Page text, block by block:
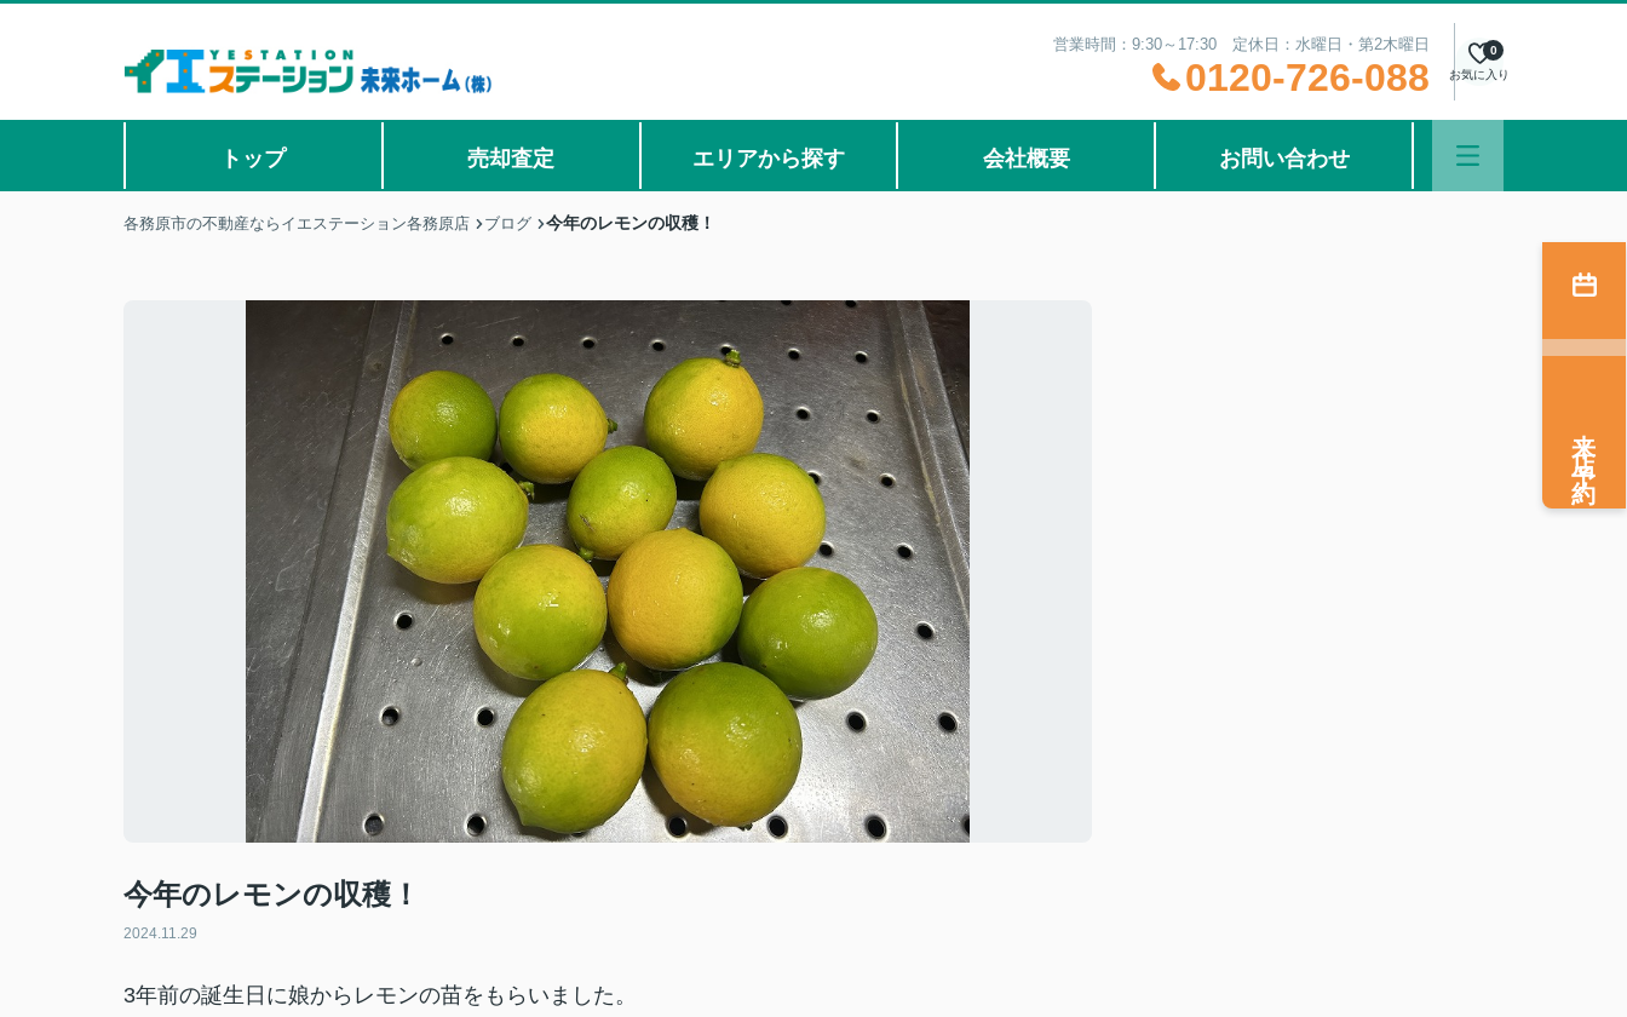
営業時間：9:30～17:30 定休日：水曜日・第2木曜日
0120-726-088 お気に入り
0
トップ 売却査定 エリアから探す 会社概要 お問い合わせ
各務原市の不動産ならイエステーション各務原店 ブログ 今年のレモンの収穫！
今年のレモンの収穫！
2024.11.29
3年前の誕生日に娘からレモンの苗をもらいました。
来店予約